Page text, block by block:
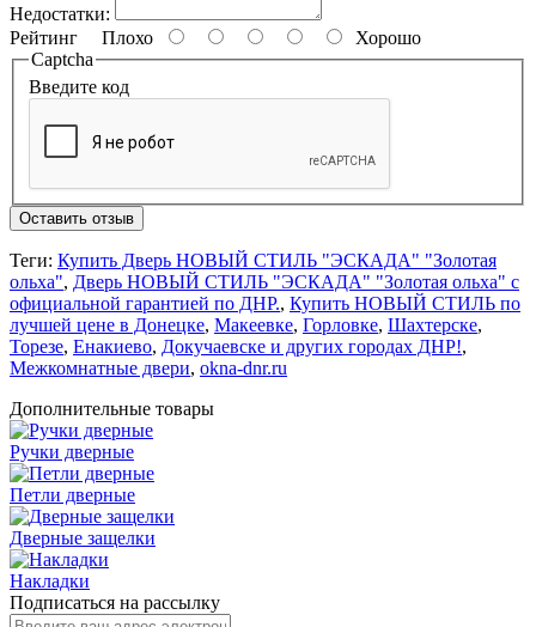
Недостатки:
Рейтинг Плохо
Хорошо
Captcha
Введите код
Оставить отзыв
Теги: Купить Дверь НОВЫЙ СТИЛЬ "ЭСКАДА" "Золотая
ольха", Дверь НОВЫЙ СТИЛЬ "ЭСКАДА" "Золотая ольха" с
официальной гарантией по ДНР., Купить НОВЫЙ СТИЛЬ по
лучшей цене в Донецке, Макеевке, Горловке, Шахтерске,
Торезе, Енакиево, Докучаевске и других городах ДНР!,
Межкомнатные двери, okna-dnr.ru
Дополнительные товары
Ручки дверные
Петли дверные
Дверные защелки
Накладки
Подписаться на рассылку